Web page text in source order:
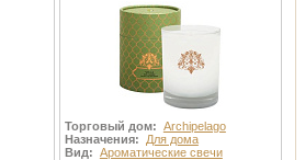
Торговый дом: Archipelago
Назначения: Для дома
Вид: Ароматические свечи